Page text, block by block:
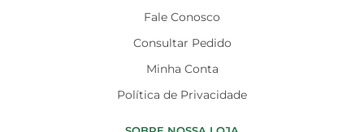
Fale Conosco
Consultar Pedido
Minha Conta
Política de Privacidade